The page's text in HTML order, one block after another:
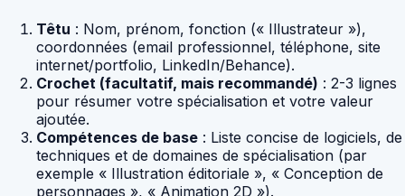
Têtu : Nom, prénom, fonction (« Illustrateur »),
coordonnées (email professionnel, téléphone, site
internet/portfolio, LinkedIn/Behance).
Crochet (facultatif, mais recommandé) : 2-3 lignes
pour résumer votre spécialisation et votre valeur
ajoutée.
Compétences de base : Liste concise de logiciels, de
techniques et de domaines de spécialisation (par
exemple « Illustration éditoriale », « Conception de
personnages », « Animation 2D »).